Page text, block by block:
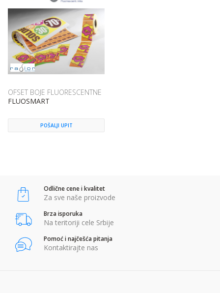
OFSET BOJE FLUORESCENTNE
FLUOSMART
POŠALJI UPIT
Odlične cene i kvalitet
Za sve naše proizvode
Brza isporuka
Na teritoriji cele Srbije
Pomoć i najčešća pitanja
Kontaktirajte nas